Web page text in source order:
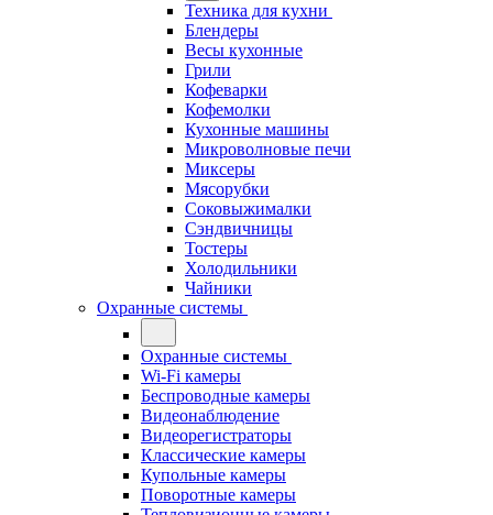
Техника для кухни
Блендеры
Весы кухонные
Грили
Кофеварки
Кофемолки
Кухонные машины
Микроволновые печи
Миксеры
Мясорубки
Соковыжималки
Сэндвичницы
Тостеры
Холодильники
Чайники
Охранные системы
Охранные системы
Wi-Fi камеры
Беспроводные камеры
Видеонаблюдение
Видеорегистраторы
Классические камеры
Купольные камеры
Поворотные камеры